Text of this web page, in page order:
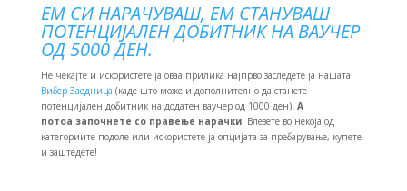
ЕМ СИ НАРАЧУВАШ, ЕМ СТАНУВАШ
ПОТЕНЦИЈАЛЕН ДОБИТНИК НА ВАУЧЕР
ОД 5000 ДЕН.
Не чекајте и искористете ја оваа прилика најпрво заследете ја нашата
Вибер Заедница (каде што може и дополнително да станете
потенцијален добитник на додатен ваучер од 1000 ден). А
потоа започнете со правење нарачки. Влезете во некоја од
категориите подоле или искористете ја опцијата за пребарување, купете
и заштедете!